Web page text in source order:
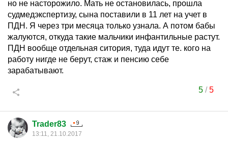
но не насторожило. Мать не остановилась, прошла
судмедэкспертизу, сына поставили в 11 лет на учет в
ПДН. Я через три месяца только узнала. А потом бабы
жалуются, откуда такие мальчики инфантильные растут.
ПДН вообще отдельная ситория, туда идут те. кого на
работу нигде не берут, стаж и пенсию себе
зарабатывают.
5/5
Trader83
13:11, 21.10.2017